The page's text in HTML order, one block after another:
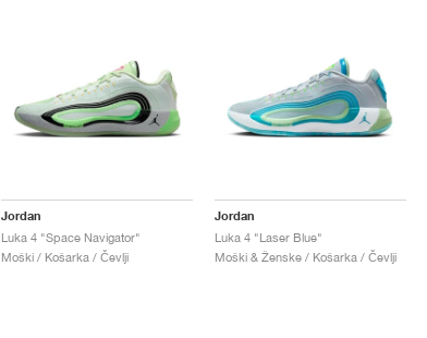
Jordan
Luka 4 "Space Navigator"
Moški / Košarka / Čevlji
Jordan
Luka 4 "Laser Blue"
Moški & Ženske / Košarka / Čevlji